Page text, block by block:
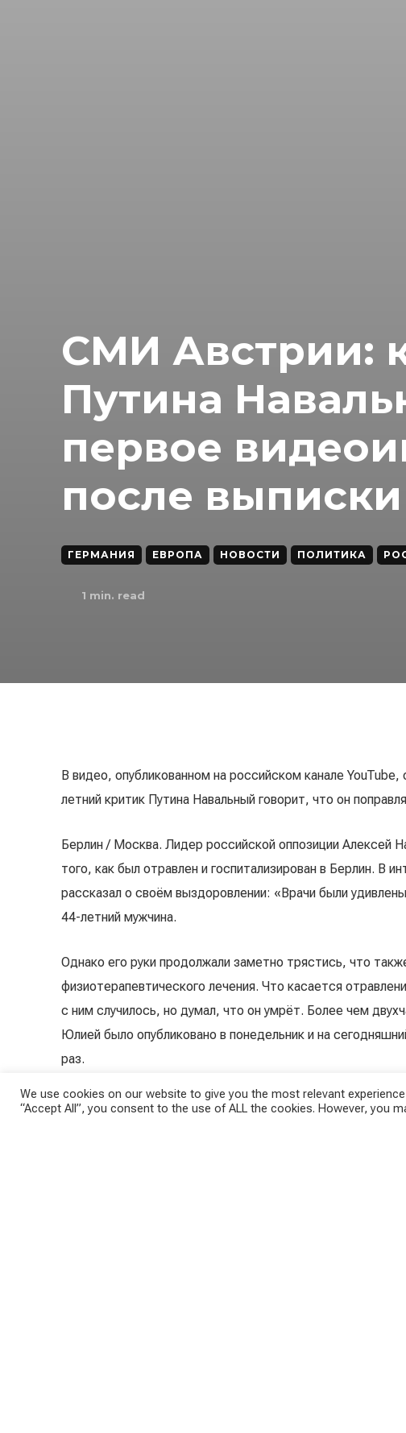
СМИ Австрии:
Путина
первое
после выписки
ГЕРМАНИЯ ЕВРОПА НОВОСТИ ПОЛИТИКА
1 min. read
В видео, опубликованном на российском канале
летний критик Путина Навальный говорит, что он
Берлин / Москва. Лидер российской оппозиции Алексей
того, как был отравлен и госпитализирован в Берлин. В
рассказал о своём выздоровлении: «Врачи были
44-летний мужчина.
Однако его руки продолжали заметно трястись, что
физиотерапевтического лечения. Что касается
с ним случилось, но думал, что он умрёт. Более чем
Юлией было опубликовано в понедельник и на
раз.
We use cookies on our website to give you the most relevant
“Accept All”, you consent to the use of ALL the cookies. However, you